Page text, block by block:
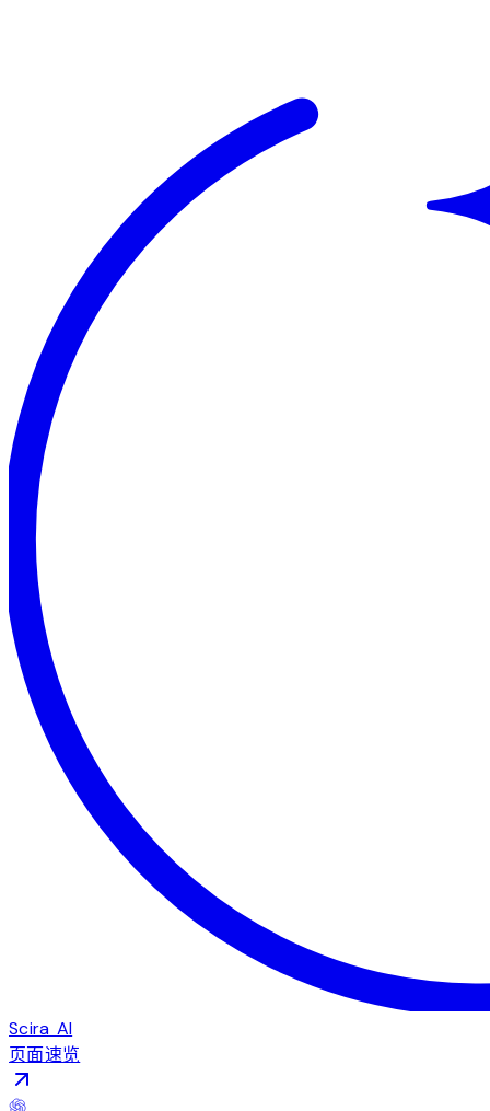
Scira AI
页面速览